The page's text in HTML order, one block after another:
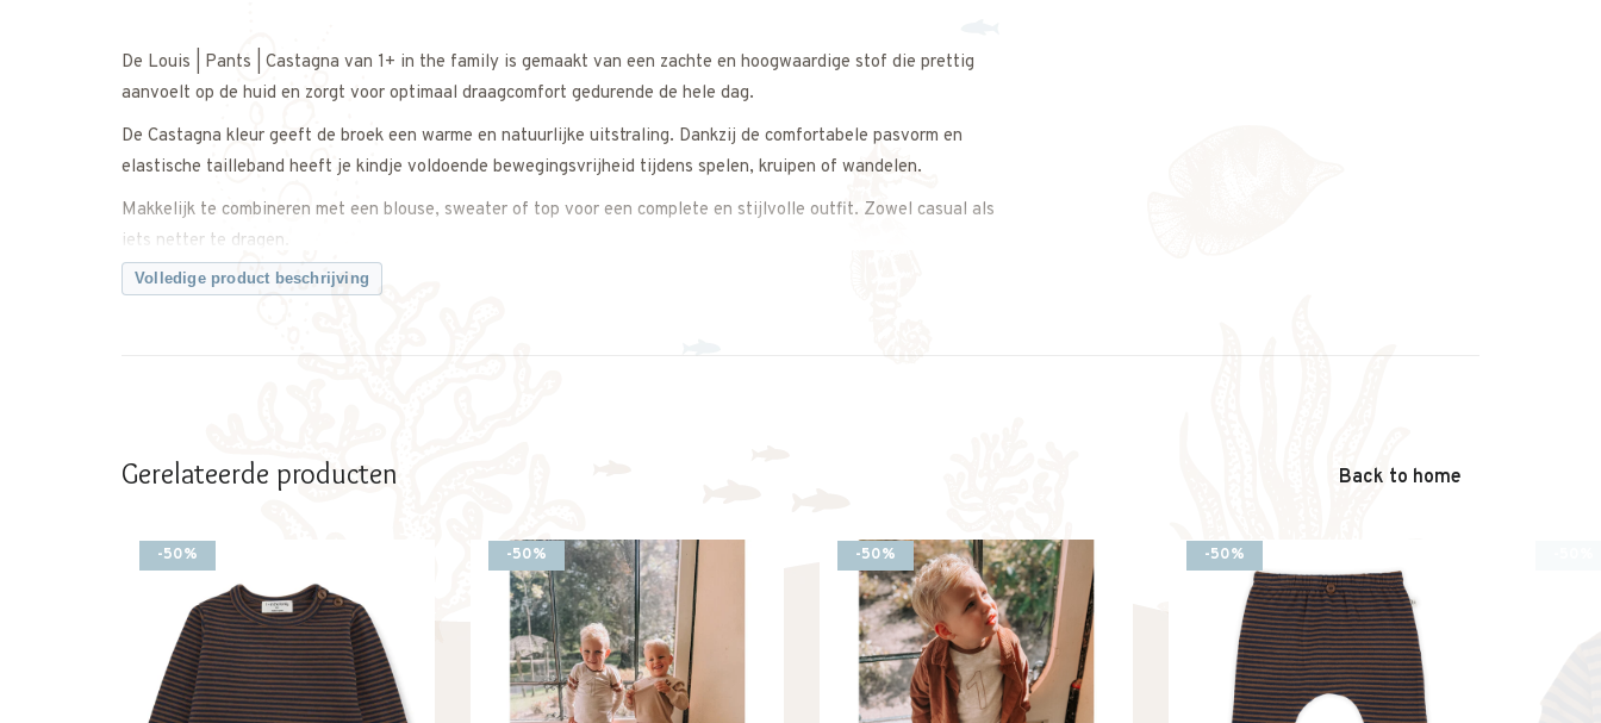
De Louis | Pants | Castagna van 1+ in the family is gemaakt van een zachte en hoogwaardige stof die prettig
aanvoelt op de huid en zorgt voor optimaal draagcomfort gedurende de hele dag.
De Castagna kleur geeft de broek een warme en natuurlijke uitstraling. Dankzij de comfortabele pasvorm en
elastische tailleband heeft je kindje voldoende bewegingsvrijheid tijdens spelen, kruipen of wandelen.
Makkelijk te combineren met een blouse, sweater of top voor een complete en stijlvolle outfit. Zowel casual als
iets netter te dragen.
Een comfortabele en tijdloze broek met een moderne uitstraling.
• Kleur: Castagna
• Comfortabele pasvorm
• Geschikt voor baby’s en jonge kinderen
• Makkelijk te combineren
Volledige product beschrijving
Gerelateerde producten Back to home
-50% -50% -50% -50%